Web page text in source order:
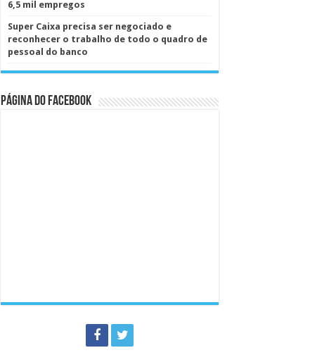
6,5 mil empregos
Super Caixa precisa ser negociado e
reconhecer o trabalho de todo o quadro de
pessoal do banco
Página do Facebook